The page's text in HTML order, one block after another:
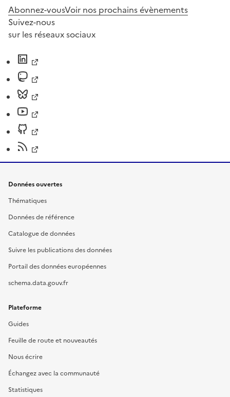
Abonnez-vousVoir nos prochains évènements
Suivez-nous
sur les réseaux sociaux
Données ouvertes
Thématiques
Données de référence
Catalogue de données
Suivre les publications des données
Portail des données européennes
schema.data.gouv.fr
Plateforme
Guides
Feuille de route et nouveautés
Nous écrire
Échangez avec la communauté
Statistiques